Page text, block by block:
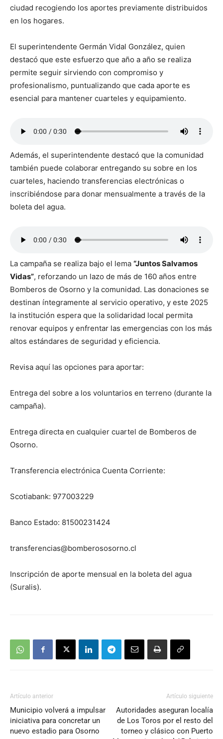
ciudad recogiendo los aportes previamente distribuidos
en los hogares.
El superintendente Germán Vidal González, quien
destacó que este esfuerzo que año a año se realiza
permite seguir sirviendo con compromiso y
profesionalismo, puntualizando que cada aporte es
esencial para mantener cuarteles y equipamiento.
Además, el superintendente destacó que la comunidad
también puede colaborar entregando su sobre en los
cuarteles, haciendo transferencias electrónicas o
inscribiéndose para donar mensualmente a través de la
boleta del agua.
La campaña se realiza bajo el lema “Juntos Salvamos
Vidas”, reforzando un lazo de más de 160 años entre
Bomberos de Osorno y la comunidad. Las donaciones se
destinan íntegramente al servicio operativo, y este 2025
la institución espera que la solidaridad local permita
renovar equipos y enfrentar las emergencias con los más
altos estándares de seguridad y eficiencia.
Revisa aquí las opciones para aportar:
Entrega del sobre a los voluntarios en terreno (durante la
campaña).
Entrega directa en cualquier cuartel de Bomberos de
Osorno.
Transferencia electrónica Cuenta Corriente:
Scotiabank: 977003229
Banco Estado: 81500231424
transferencias@bomberososorno.cl
Inscripción de aporte mensual en la boleta del agua
(Suralis).
Artículo anterior
Municipio volverá a impulsar
iniciativa para concretar un
nuevo estadio para Osorno
Artículo siguiente
Autoridades aseguran localía
de Los Toros por el resto del
torneo y clásico con Puerto